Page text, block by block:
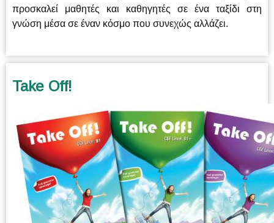
προσκαλεί μαθητές και καθηγητές σε ένα ταξίδι στη
γνώση μέσα σε έναν κόσμο που συνεχώς αλλάζει.
Take Off!